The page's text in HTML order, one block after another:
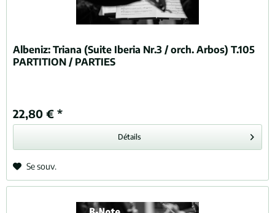
Albeniz:Triana (Suite Iberia Nr.3 / orch. Arbos) T.105
PARTITION / PARTIES
22,80 € *
Détails
Se souv.